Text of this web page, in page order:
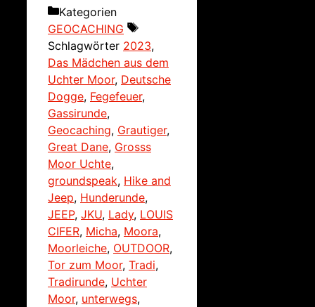
Kategorien
GEOCACHING
Schlagwörter 2023,
Das Mädchen aus dem
Uchter Moor, Deutsche
Dogge, Fegefeuer,
Gassirunde,
Geocaching, Grautiger,
Great Dane, Grosss
Moor Uchte,
groundspeak, Hike and
Jeep, Hunderunde,
JEEP, JKU, Lady, LOUIS
CIFER, Micha, Moora,
Moorleiche, OUTDOOR,
Tor zum Moor, Tradi,
Tradirunde, Uchter
Moor, unterwegs,